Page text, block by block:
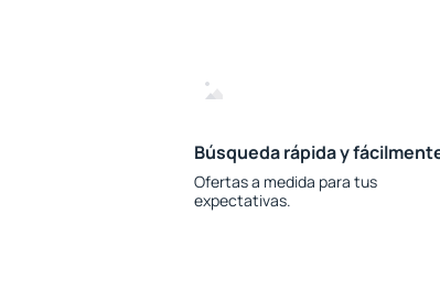
Búsqueda rápida y
Ofertas a medida para tus
expectativas.